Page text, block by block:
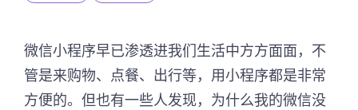
微信小程序早已渗透进我们生活中方方面面，不
管是来购物、点餐、出行等，用小程序都是非常
方便的。但也有一些人发现，为什么我的微信没